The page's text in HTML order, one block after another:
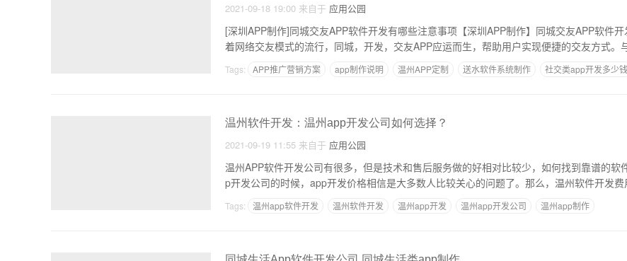
2021-09-18 19:00 来自于 应用公园
[深圳APP制作]同城交友APP软件开发有哪些注意事项【深圳APP制作】同城交友APP软件开
着网络交友模式的流行，同城，开发，交友APP应运而生，帮助用户实现便捷的交友方式。
Tags: APP推广营销方案 app制作说明 温州APP定制 送水软件系统制作 社交类app开发多少钱
温州软件开发：温州app开发公司如何选择？
2021-09-19 11:55 来自于 应用公园
温州APP软件开发公司有很多，但是技术和售后服务做的好相对比较少，如何找到靠谱的软
p开发公司的时候，app开发价格相信是大多数人比较关心的问题了。那么，温州软件开发
Tags: 温州app软件开发 温州软件开发 温州app开发 温州app开发公司 温州app制作